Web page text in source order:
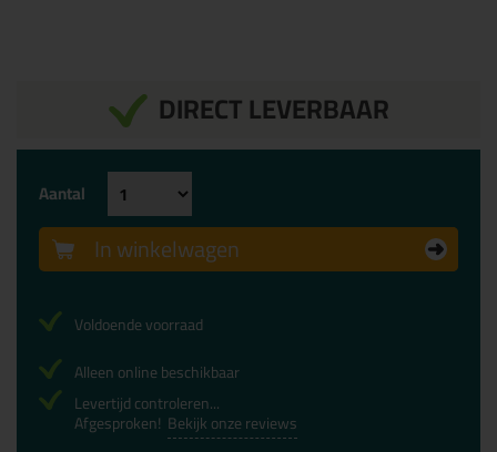
DIRECT LEVERBAAR
Aantal
In winkelwagen
Voldoende voorraad
Alleen online beschikbaar
Levertijd controleren...
Afgesproken! Bekijk onze reviews